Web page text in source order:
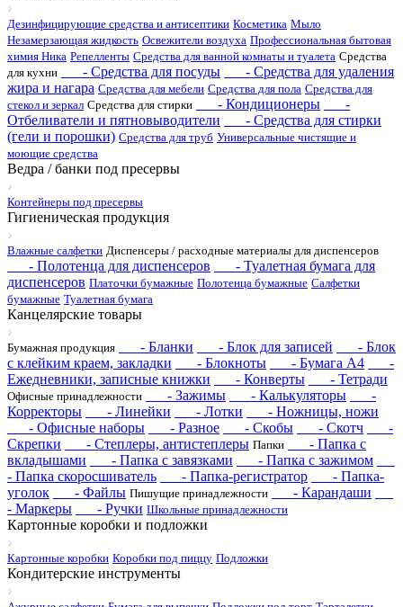
Дезинфицирующие средства и антисептики Косметика Мыло
Незамерзающая жидкость Освежители воздуха Профессиональная бытовая
химия Ника Репелленты Средства для ванной комнаты и туалета Средства
для кухни
- Средства для посуды
- Средства для удаления
жира и нагара Средства для мебели Средства для пола Средства для
стекол и зеркал Средства для стирки - Кондиционеры
-
Отбеливатели и пятновыводители
- Средства для стирки
(гели и порошки) Средства для труб Универсальные чистящие и
моющие средства
Ведра / банки под пресервы
Контейнеры под пресервы
Гигиеническая продукция
Влажные салфетки Диспенсеры / расходные материалы для диспенсеров
- Полотенца для диспенсеров
- Туалетная бумага для
диспенсеров Платочки бумажные Полотенца бумажные Салфетки
бумажные Туалетная бумага
Канцелярские товары
Бумажная продукция - Бланки - Блок для записей
- Блок
с клейким краем, закладки
- Блокноты - Бумага А4
-
Ежедневники, записные книжки
- Конверты - Тетради
Офисные принадлежности - Зажимы - Калькуляторы
-
Корректоры
- Линейки - Лотки
- Ножницы, ножи
- Офисные наборы
- Разное - Скобы - Скотч
-
Скрепки
- Степлеры, антистеплеры Папки
- Папка с
вкладышами
- Папка с завязками
- Папка с зажимом
- Папка скоросшиватель
- Папка-регистратор
- Папка-
уголок
- Файлы Пишущие принадлежности
- Карандаши
- Маркеры
- Ручки Школьные принадлежности
Картонные коробки и подложки
Картонные коробки Коробки под пиццу Подложки
Кондитерские инструменты